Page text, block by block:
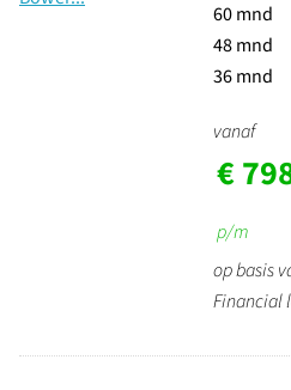
60 mnd
48 mnd
36 mnd
vanaf
€
p/m
op basis
Financial